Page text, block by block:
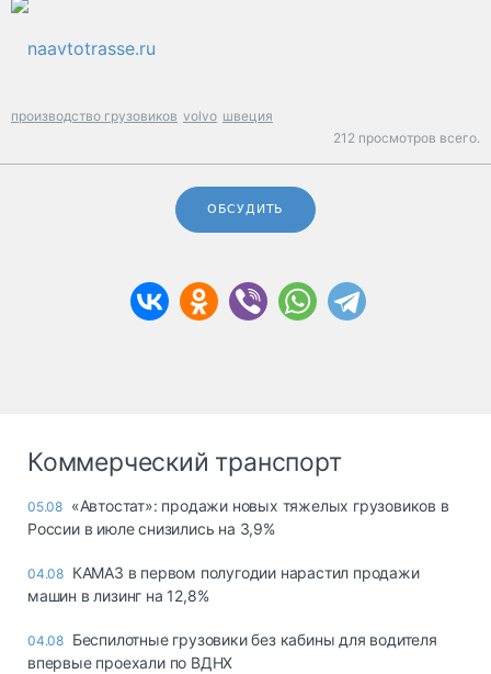
naavtotrasse.ru
производство грузовиков volvo швеция
212 просмотров всего.
ОБСУДИТЬ
Коммерческий транспорт
05.08 «Автостат»: продажи новых тяжелых грузовиков в
России в июле снизились на 3,9%
04.08 КАМАЗ в первом полугодии нарастил продажи
машин в лизинг на 12,8%
04.08 Беспилотные грузовики без кабины для водителя
впервые проехали по ВДНХ